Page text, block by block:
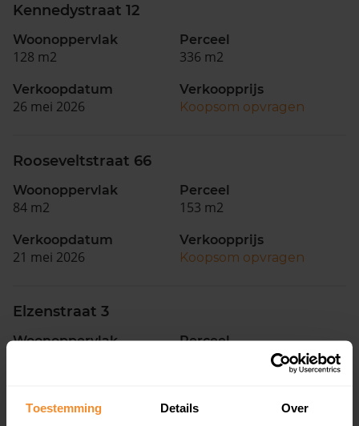
Toestemming Details Over
Kennedystraat 12
Woonoppervlak
128 m2
Perceel
336 m2
Verkoopdatum
26 mei 2026
Verkoopprijs
Koopsom opvragen
Rooseveltstraat 66
Woonoppervlak
84 m2
Perceel
153 m2
Verkoopdatum
21 mei 2026
Verkoopprijs
Koopsom opvragen
Elzenstraat 3
Woonoppervlak Perceel
15 mei 2026
Koopsom opvragen